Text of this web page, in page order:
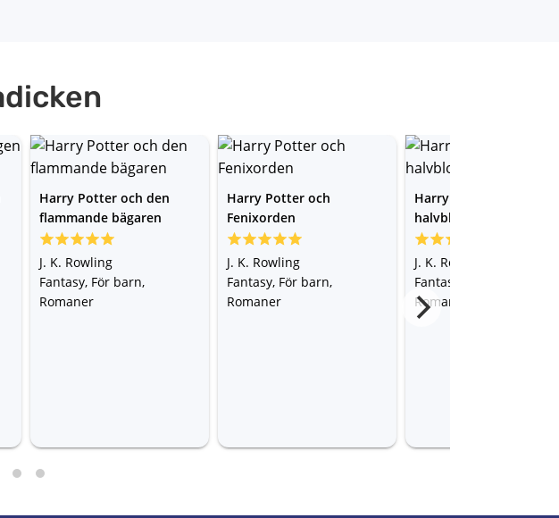
Harry Potter och den
flammande bägaren
J. K. Rowling
Fantasy, För barn,
Romaner
Harry Potter och
Fenixorden
J. K. Rowling
Fantasy, För barn,
Romaner
Harry Potter och
halvblodsprinsen
J. K. Rowling
Fantasy, För barn,
Romaner